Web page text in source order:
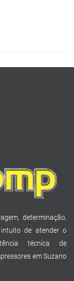
determinação,
de atender o
técnica de
em Suzano